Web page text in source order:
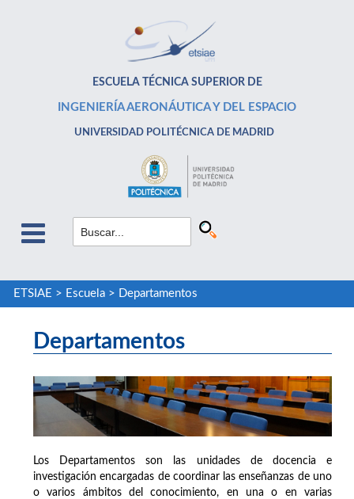
ESCUELA TÉCNICA SUPERIOR DE
INGENIERÍA AERONÁUTICA Y DEL ESPACIO
UNIVERSIDAD POLITÉCNICA DE MADRID
ETSIAE > Escuela> Departamentos
Departamentos
Los Departamentos son las unidades de docencia e
investigación encargadas de coordinar las enseñanzas de uno
o varios ámbitos del conocimiento, en una o en varias